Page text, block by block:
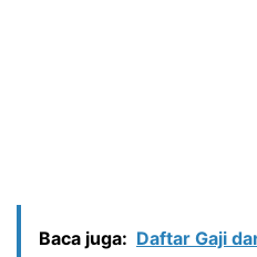
Baca juga: Daftar Gaji